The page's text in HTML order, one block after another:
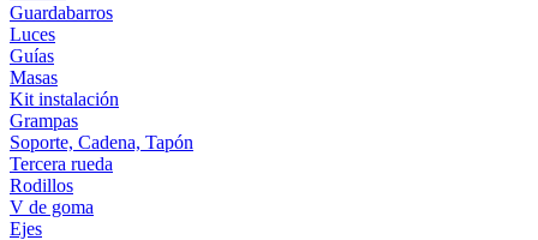
Guardabarros
Luces
Guías
Masas
Kit instalación
Grampas
Soporte, Cadena, Tapón
Tercera rueda
Rodillos
V de goma
Ejes